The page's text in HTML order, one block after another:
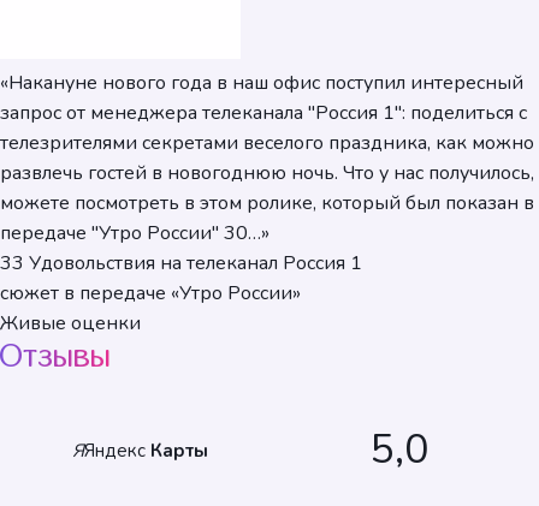
«Накануне нового года в наш офис поступил интересный
запрос от менеджера телеканала "Россия 1": поделиться с
телезрителями секретами веселого праздника, как можно
развлечь гостей в новогоднюю ночь. Что у нас получилось,
можете посмотреть в этом ролике, который был показан в
передаче "Утро России" 30…»
33 Удовольствия на телеканал Россия 1
сюжет в передаче «Утро России»
Живые оценки
Отзывы
ЯЯндекс Карты 5,0